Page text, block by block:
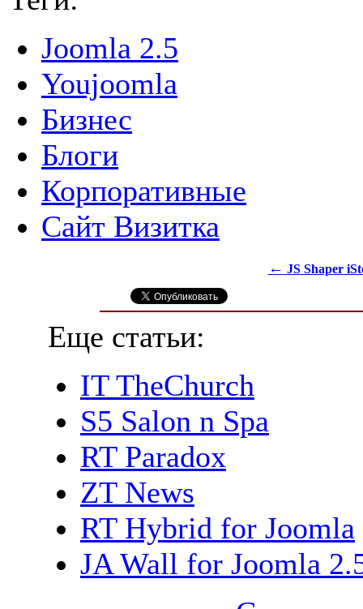
Joomla 2.5
Youjoomla
Бизнес
Блоги
Корпоративные
Сайт Визитка
← JS Shaper
Еще статьи:
IT TheChurch
S5 Salon n Spa
RT Paradox
ZT News
RT Hybrid for Joomla
JA Wall for Joomla